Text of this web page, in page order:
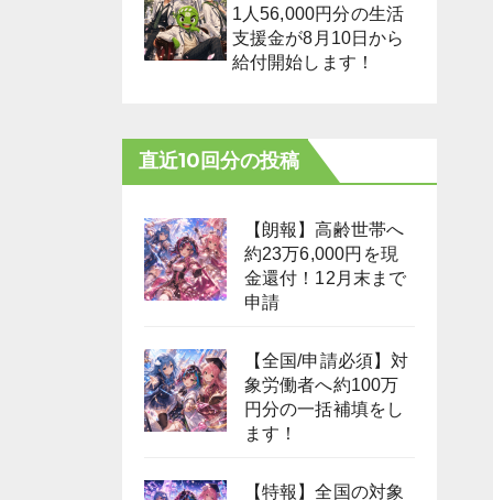
1人56,000円分の生活
支援金が8月10日から
給付開始します！
直近10回分の投稿
【朗報】高齢世帯へ
約23万6,000円を現
金還付！12月末まで
申請
【全国/申請必須】対
象労働者へ約100万
円分の一括補填をし
ます！
【特報】全国の対象